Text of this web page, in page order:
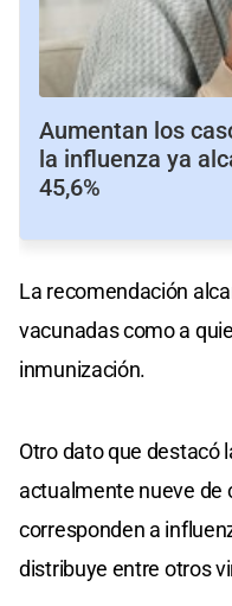
Aumentan los
la influenza ya
45,6%
La recomendación
vacunadas como a
inmunización.
Otro dato que destacó
actualmente nueve de
corresponden a
distribuye entre otros